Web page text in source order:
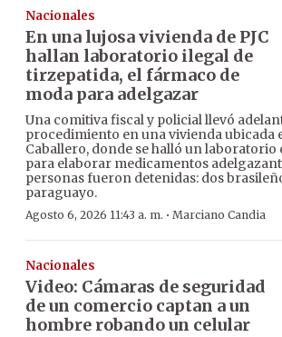
Nacionales
En una lujosa vivienda de PJC
hallan laboratorio ilegal de
tirzepatida, el fármaco de
moda para adelgazar
Una comitiva fiscal y policial llevó
procedimiento en una vivienda ubicada
Caballero, donde se halló un laboratorio
para elaborar medicamentos
personas fueron detenidas: dos
paraguayo.
Agosto 6, 2026 11:43 a. m. · Marciano Candia
Nacionales
Video: Cámaras de seguridad
de un comercio captan a un
hombre robando un celular